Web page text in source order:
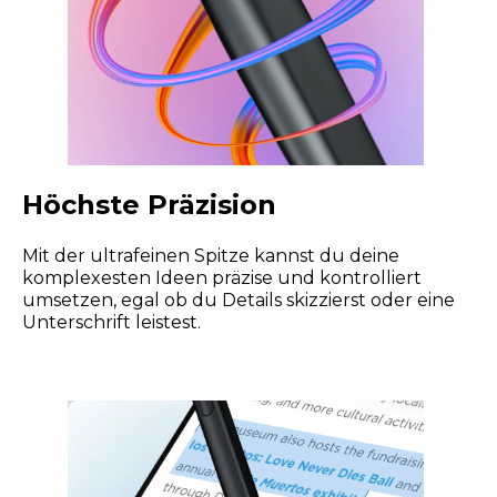
Höchste Präzision
Mit der ultrafeinen Spitze kannst du deine
komplexesten Ideen präzise und kontrolliert
umsetzen, egal ob du Details skizzierst oder eine
Unterschrift leistest.